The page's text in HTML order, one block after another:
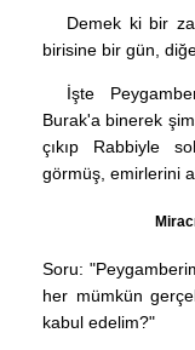
Demek ki bir
birisine bir gün,
İşte
Burak'a binerek
çıkıp Rabbiyle
görmüş, emirlerini
Soru:
her mümkün
kabul edelim?"